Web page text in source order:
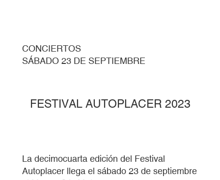
CONCIERTOS
SÁBADO 23 DE SEPTIEMBRE
FESTIVAL AUTOPLACER 2023
La decimocuarta edición del Festival
Autoplacer llega el sábado 23 de septiembre